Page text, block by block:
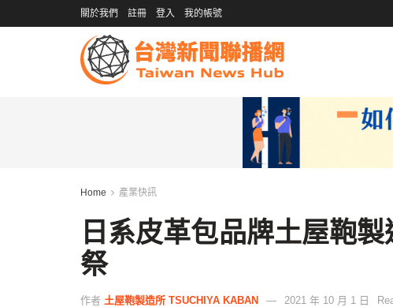
關於我們 註冊 登入 我的帳號
Home 產業快訊
日系皮革包品牌土屋鞄
祭
作者 土屋鞄製造所 TSUCHIYA KABAN 2021 年 10 月 1 日